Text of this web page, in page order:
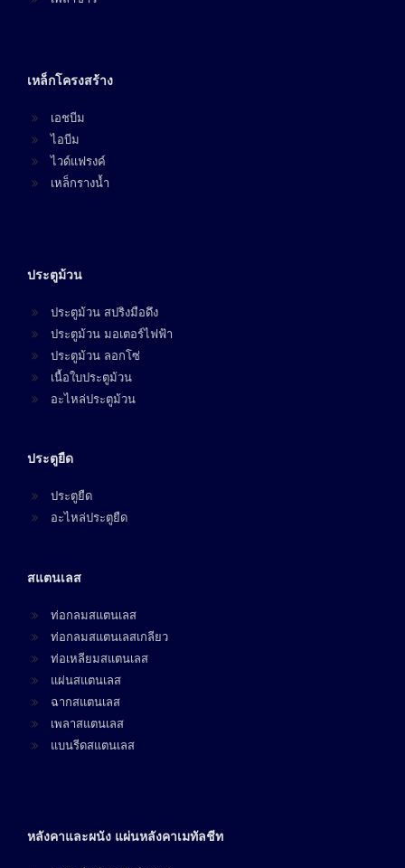
เหล็กโครงสร้าง
เอชบีม
ไอบีม
ไวด์แฟรงค์
เหล็กรางน้ำ
ประตูม้วน
ประตูม้วน สปริงมือดึง
ประตูม้วน มอเตอร์ไฟฟ้า
ประตูม้วน ลอกโซ่
เนื้อใบประตูม้วน
อะไหล่ประตูม้วน
ประตูยืด
ประตูยืด
อะไหล่ประตูยืด
สแตนเลส
ท่อกลมสแตนเลส
ท่อกลมสแตนเลสเกลียว
ท่อเหลียมสแตนเลส
แผ่นสแตนเลส
ฉากสแตนเลส
เพลาสแตนเลส
แบนรีดสแตนเลส
หลังคาและผนัง แผ่นหลังคาเมทัลชีท